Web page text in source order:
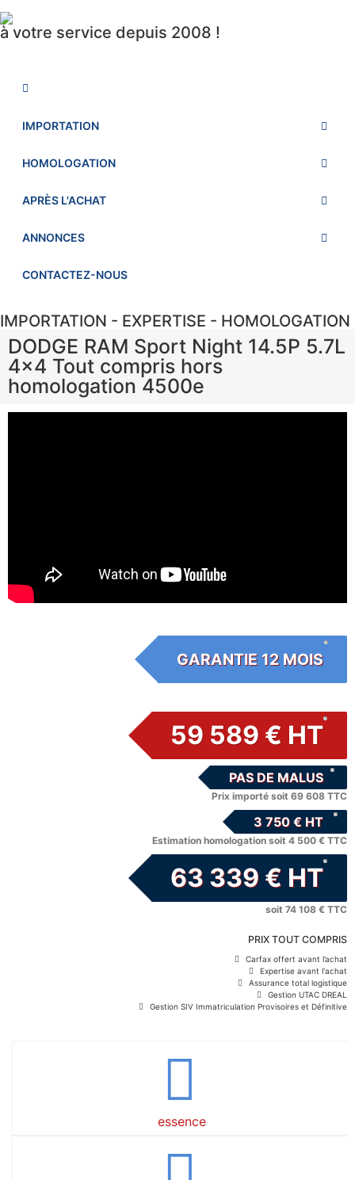
à votre service depuis 2008 !
IMPORTATION
HOMOLOGATION
APRÈS L'ACHAT
ANNONCES
CONTACTEZ-NOUS
IMPORTATION - EXPERTISE - HOMOLOGATION
DODGE RAM Sport Night 14.5P 5.7L
4×4 Tout compris hors
homologation 4500e
GARANTIE 12 MOIS
59 589 € HT
PAS DE MALUS
Prix importé soit 69 608 TTC
3 750 € HT
Estimation homologation soit 4 500 € TTC
63 339 € HT
soit 74 108 € TTC
PRIX TOUT COMPRIS
Carfax offert avant l’achat
Expertise avant l'achat
Assurance total logistique
Gestion UTAC DREAL
Gestion SIV Immatriculation Provisoires et Définitive
essence